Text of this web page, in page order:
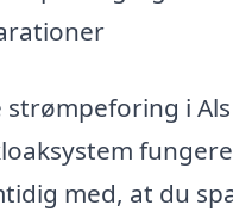
i
med, at du